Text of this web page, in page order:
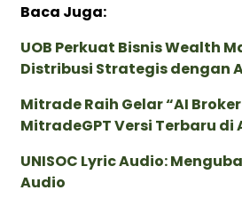
Baca Juga:
UOB Perkuat Bisnis Wealth
Distribusi Strategis dengan
Mitrade Raih Gelar “AI
MitradeGPT Versi Terbaru di
UNISOC Lyric Audio:
Audio